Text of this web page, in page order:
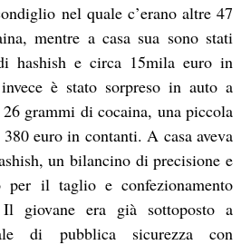
nel quale c’erano altre 47
mentre a casa sua sono stati
hashish e circa 15mila euro in
è stato sorpreso in auto a
grammi di cocaina, una piccola
euro in contanti. A casa aveva
un bilancino di precisione e
per il taglio e confezionamento
Il giovane era già sottoposto a
di pubblica sicurezza con